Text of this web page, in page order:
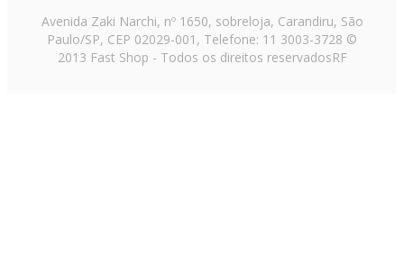
Avenida Zaki Narchi, nº 1650, sobreloja, Carandiru, São
Paulo/SP, CEP 02029-001, Telefone: 11 3003-3728 ©
2013 Fast Shop - Todos os direitos reservadosRF